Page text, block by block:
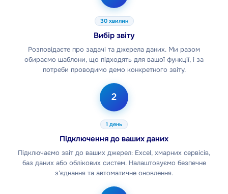
30 хвилин
Вибір звіту
Розповідаєте про задачі та джерела даних. Ми разом
обираємо шаблони, що підходять для вашої функції, і за
потреби проводимо демо конкретного звіту.
2
1 день
Підключення до ваших даних
Підключаємо звіт до ваших джерел: Excel, хмарних сервісів,
баз даних або облікових систем. Налаштовуємо безпечне
з'єднання та автоматичне оновлення.